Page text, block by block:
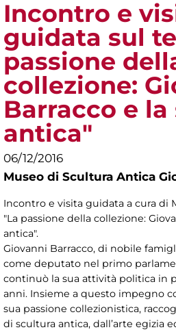
Incontro e
guidata sul
passione
collezione:
Barracco e
antica"
06/12/2016
Museo di Scultura Antica
Incontro e visita guidata a cura di
"La passione della collezione:
antica".
Giovanni Barracco, di nobile
come deputato nel primo
continuò la sua attività politica in
anni. Insieme a questo impegno
sua passione collezionistica,
di scultura antica, dall’arte egizia